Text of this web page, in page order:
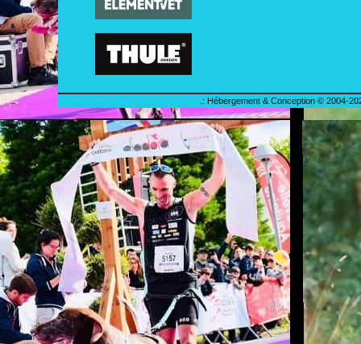
.: Hébergement & Conception © 2004-